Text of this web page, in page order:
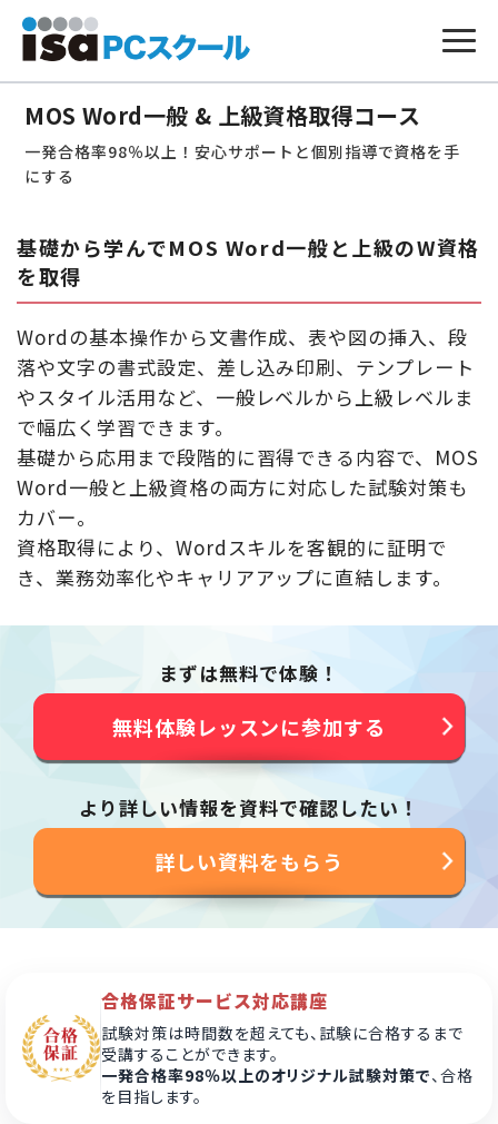
本
MOS Word一般 & 上級資格取得コース
一発合格率98％以上！安心サポートと個別指導で資格を手
にする
基礎から学んでMOS Word一般と上級のW資格
を取得
Wordの基本操作から文書作成、表や図の挿入、段
落や文字の書式設定、差し込み印刷、テンプレート
やスタイル活用など、一般レベルから上級レベルま
で幅広く学習できます。
基礎から応用まで段階的に習得できる内容で、MOS
Word一般と上級資格の両方に対応した試験対策も
カバー。
資格取得により、Wordスキルを客観的に証明で
き、業務効率化やキャリアアップに直結します。
まずは無料で体験！
無料体験レッスンに参加する
より詳しい情報を資料で確認したい！
詳しい資料をもらう
合格保証サービス対応講座
試験対策は時間数を超えても、試験に合格するまで
受講することができます。
一発合格率98％以上のオリジナル試験対策で、合格
を目指します。